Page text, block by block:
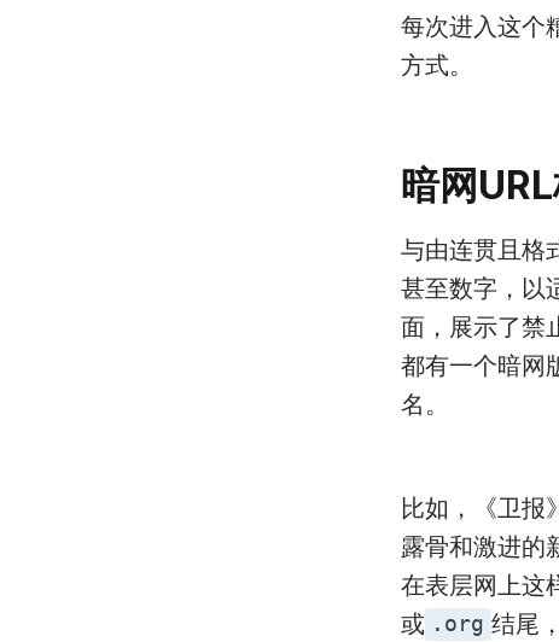
每次进入这个
方式。
暗网
与由连贯且格
甚至数字，以
面，展示了禁
都有一个暗网
名。
比如，《卫报
露骨和激进的
在表层网上这
或 .org 结尾